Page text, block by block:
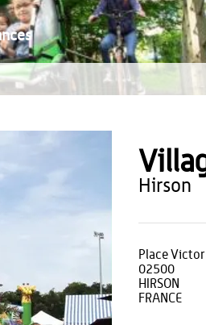
hirson
Place
02500
HIRSON
FRANCE